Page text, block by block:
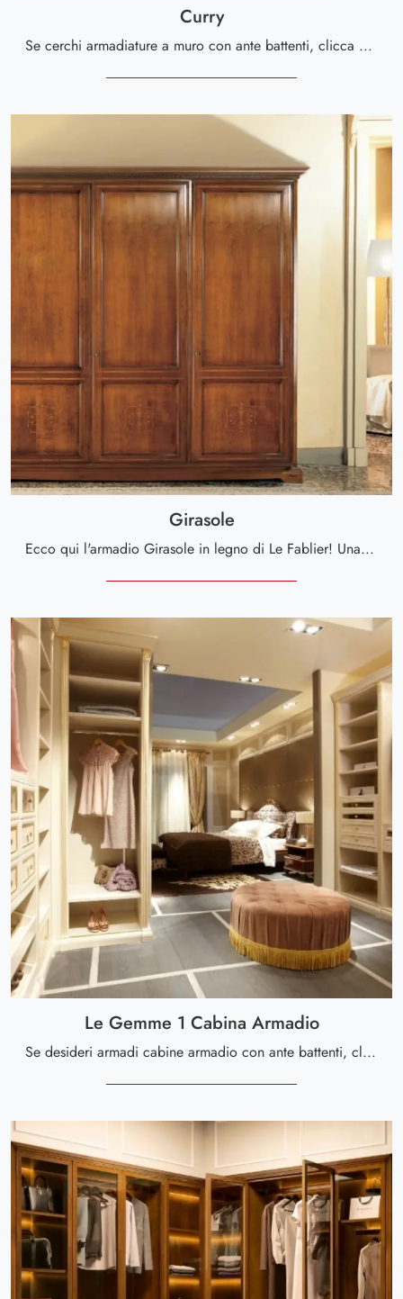
Curry
Se cerchi armadiature a muro con ante battenti, clicca e scopri l'armadio Curry di Le Fablier in legno.
Girasole
Ecco qui l'armadio Girasole in legno di Le Fablier! Una ricca gamma di armadi a muro con ante battenti.
Le Gemme 1 Cabina Armadio
Se desideri armadi cabine armadio con ante battenti, clicca e scopri l'armadio Le Gemme 1 Cabina Armadio di Le Fablier in laccato opaco.